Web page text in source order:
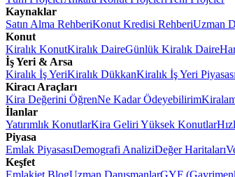
Kaynaklar
Satın Alma RehberiKonut Kredisi RehberiUzman
Konut
Kiralık KonutKiralık DaireGünlük Kiralık Daire
İş Yeri & Arsa
Kiralık İş YeriKiralık DükkanKiralık İş Yeri Piyasası
Kiracı Araçları
Kira Değerini ÖğrenNe Kadar Ödeyebilirim
İlanlar
Yatırımlık KonutlarKira Geliri Yüksek Konutlar
Piyasa
Emlak PiyasasıDemografi AnaliziDeğer Haritaları
Keşfet
Emlakjet BlogUzman DanışmanlarGYF